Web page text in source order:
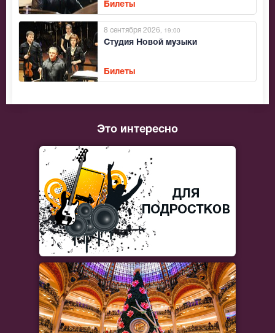
Билеты
Студия Новой музыки
8 сентября 2026 , 19:00
Билеты
Это интересно